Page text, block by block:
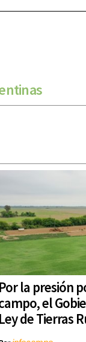
Por la presión
el
Ley de Tierras